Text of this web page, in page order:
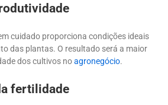
cuidado proporciona condições ideais
das plantas. O resultado será a maior
dos cultivos noagronegócio.
fertilidade